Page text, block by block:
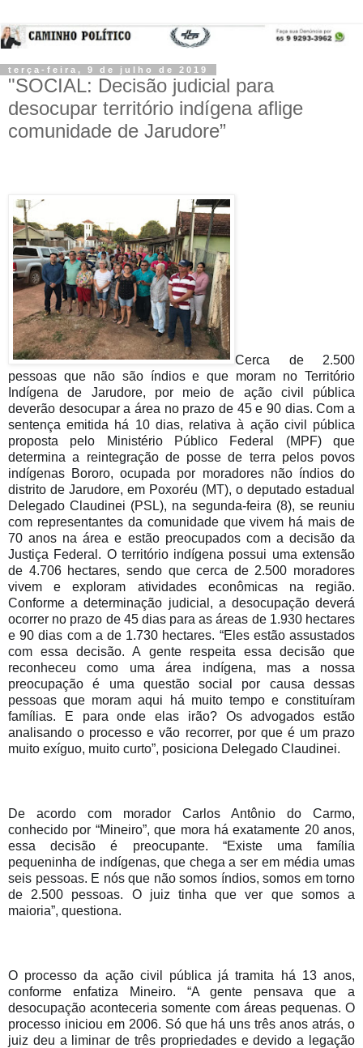
terça-feira, 9 de julho de 2019
"SOCIAL: Decisão judicial para
desocupar território indígena aflige
comunidade de Jarudore”
Cerca de 2.500
pessoas que não são índios e que moram no Território
Indígena de Jarudore, por meio de ação civil pública
deverão desocupar a área no prazo de 45 e 90 dias. Com a
sentença emitida há 10 dias, relativa à ação civil pública
proposta pelo Ministério Público Federal (MPF) que
determina a reintegração de posse de terra pelos povos
indígenas Bororo, ocupada por moradores não índios do
distrito de Jarudore, em Poxoréu (MT), o deputado estadual
Delegado Claudinei (PSL), na segunda-feira (8), se reuniu
com representantes da comunidade que vivem há mais de
70 anos na área e estão preocupados com a decisão da
Justiça Federal. O território indígena possui uma extensão
de 4.706 hectares, sendo que cerca de 2.500 moradores
vivem e exploram atividades econômicas na região.
Conforme a determinação judicial, a desocupação deverá
ocorrer no prazo de 45 dias para as áreas de 1.930 hectares
e 90 dias com a de 1.730 hectares. “Eles estão assustados
com essa decisão. A gente respeita essa decisão que
reconheceu como uma área indígena, mas a nossa
preocupação é uma questão social por causa dessas
pessoas que moram aqui há muito tempo e constituíram
famílias. E para onde elas irão? Os advogados estão
analisando o processo e vão recorrer, por que é um prazo
muito exíguo, muito curto”, posiciona Delegado Claudinei.
De acordo com morador Carlos Antônio do Carmo,
conhecido por “Mineiro”, que mora há exatamente 20 anos,
essa decisão é preocupante. “Existe uma família
pequeninha de indígenas, que chega a ser em média umas
seis pessoas. E nós que não somos índios, somos em torno
de 2.500 pessoas. O juiz tinha que ver que somos a
maioria”, questiona.
O processo da ação civil pública já tramita há 13 anos,
conforme enfatiza Mineiro. “A gente pensava que a
desocupação aconteceria somente com áreas pequenas. O
processo iniciou em 2006. Só que há uns três anos atrás, o
juiz deu a liminar de três propriedades e devido a legação